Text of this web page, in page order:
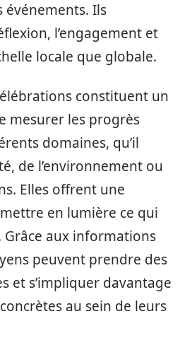
événements. Ils
l’engagement et
locale que globale.
constituent un
mesurer les progrès
domaines, qu’il
de l’environnement ou
Elles offrent une
en lumière ce qui
Grâce aux informations
peuvent prendre des
et s’impliquer davantage
au sein de leurs